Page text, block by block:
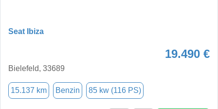
Seat Ibiza
19.490 €
Bielefeld, 33689
15.137 km Benzin 85 kw (116 PS)